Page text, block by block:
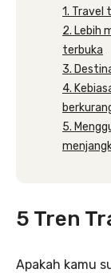
1. Travel
2. Lebih
terbuka
3.
4.
5.
5 Tren
Apakah kamu